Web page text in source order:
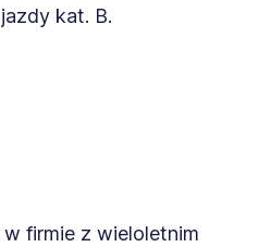
kat. B.
firmie z wieloletnim